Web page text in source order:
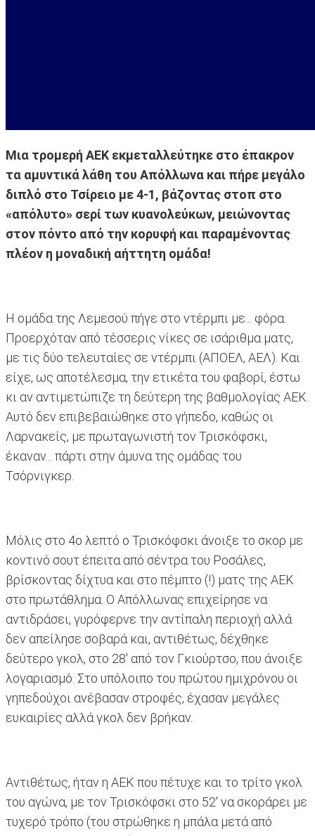
Μια τρομερή ΑΕΚ εκμεταλλεύτηκε στο έπακρον
τα αμυντικά λάθη του Απόλλωνα και πήρε μεγάλο
διπλό στο Τσίρειο με 4-1, βάζοντας στοπ στο
«απόλυτο» σερί των κυανολεύκων, μειώνοντας
στον πόντο από την κορυφή και παραμένοντας
πλέον η μοναδική αήττητη ομάδα!
Η ομάδα της Λεμεσού πήγε στο ντέρμπι με... φόρα.
Προερχόταν από τέσσερις νίκες σε ισάριθμα ματς,
με τις δύο τελευταίες σε ντέρμπι (ΑΠΟΕΛ, ΑΕΛ). Και
είχε, ως αποτέλεσμα, την ετικέτα του φαβορί, έστω
κι αν αντιμετώπιζε τη δεύτερη της βαθμολογίας ΑΕΚ.
Αυτό δεν επιβεβαιώθηκε στο γήπεδο, καθώς οι
Λαρνακείς, με πρωταγωνιστή τον Τρισκόφσκι,
έκαναν... πάρτι στην άμυνα της ομάδας του
Τσόρνιγκερ.
Μόλις στο 4ο λεπτό ο Τρισκόφσκι άνοιξε το σκορ με
κοντινό σουτ έπειτα από σέντρα του Ροσάλες,
βρίσκοντας δίχτυα και στο πέμπτο (!) ματς της ΑΕΚ
στο πρωτάθλημα. Ο Απόλλωνας επιχείρησε να
αντιδράσει, γυρόφερνε την αντίπαλη περιοχή αλλά
δεν απείλησε σοβαρά και, αντιθέτως, δέχθηκε
δεύτερο γκολ, στο 28' από τον Γκιούρτσο, που άνοιξε
λογαριασμό. Στο υπόλοιπο του πρώτου ημιχρόνου οι
γηπεδούχοι ανέβασαν στροφές, έχασαν μεγάλες
ευκαιρίες αλλά γκολ δεν βρήκαν.
Αντιθέτως, ήταν η ΑΕΚ που πέτυχε και το τρίτο γκολ
του αγώνα, με τον Τρισκόφσκι στο 52' να σκοράρει με
τυχερό τρόπο (του στρώθηκε η μπάλα μετά από